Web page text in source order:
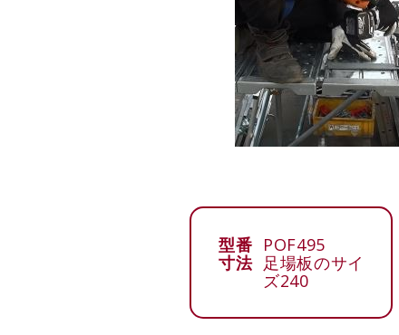
型番 POF495
寸法 足場板のサイ
ズ240